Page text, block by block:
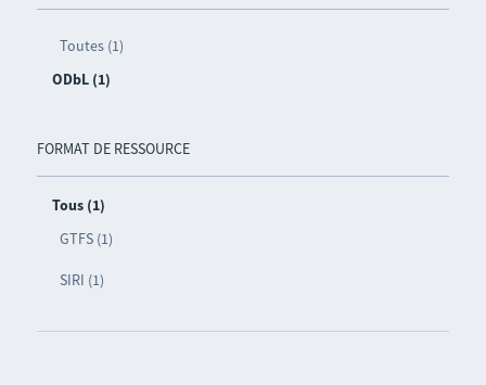
Toutes (1)
ODbL (1)
FORMAT DE RESSOURCE
Tous (1)
GTFS (1)
SIRI (1)